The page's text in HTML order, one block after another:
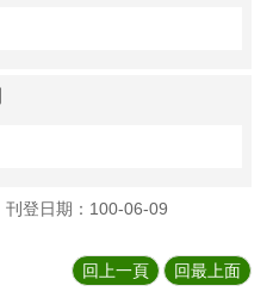
刊登日期：100-06-09
回上一頁 回最上面